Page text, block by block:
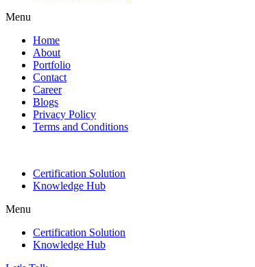
Menu
Home
About
Portfolio
Contact
Career
Blogs
Privacy Policy
Terms and Conditions
Certification Solution
Knowledge Hub
Menu
Certification Solution
Knowledge Hub